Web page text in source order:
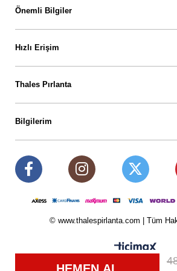
Önemli Bilgiler
Hızlı Erişim
Thales Pırlanta
Bilgilerim
© www.thalespirlanta.com | Tüm